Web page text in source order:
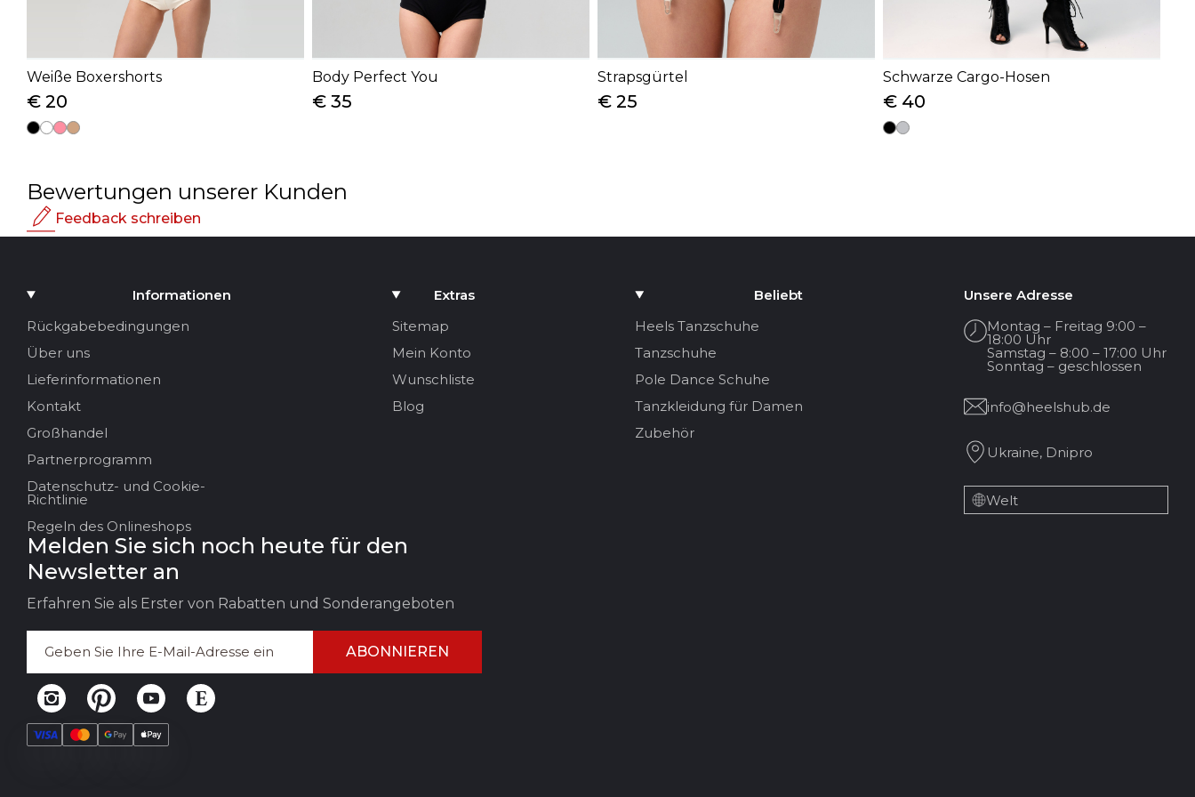
Weiße Boxershorts
€ 20
Body Perfect You
€ 35
Strapsgürtel
€ 25
Schwarze Cargo-Hosen
€ 40
Bewertungen unserer Kunden
Feedback schreiben
Ihr Name
Ihre E-Mail
Titel der Bewertung
Ihr Feedback:
Informationen
Rückgabebedingungen
Über uns
Lieferinformationen
Kontakt
Großhandel
Partnerprogramm
Datenschutz- und Cookie-
Richtlinie
Regeln des Onlineshops
Extras
Sitemap
Mein Konto
Wunschliste
Blog
Beliebt
Heels Tanzschuhe
Tanzschuhe
Pole Dance Schuhe
Tanzkleidung für Damen
Zubehör
Unsere Adresse
Montag – Freitag 9:00 –
18:00 Uhr
Samstag – 8:00 – 17:00 Uhr
Sonntag – geschlossen
info@heelshub.de
Ukraine, Dnipro
Welt
Melden Sie sich noch heute für den
Newsletter an
Erfahren Sie als Erster von Rabatten und Sonderangeboten
ABONNIEREN